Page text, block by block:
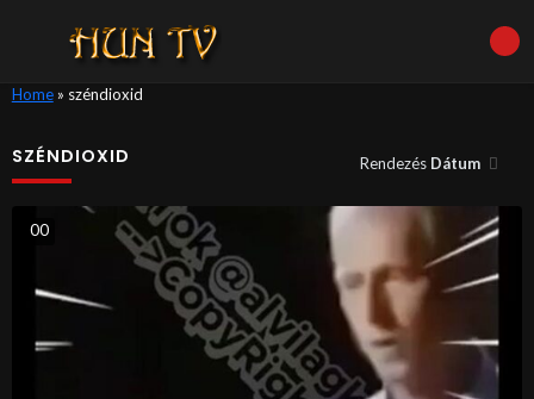
Home» széndioxid
SZÉNDIOXID Rendezés Dátum
00